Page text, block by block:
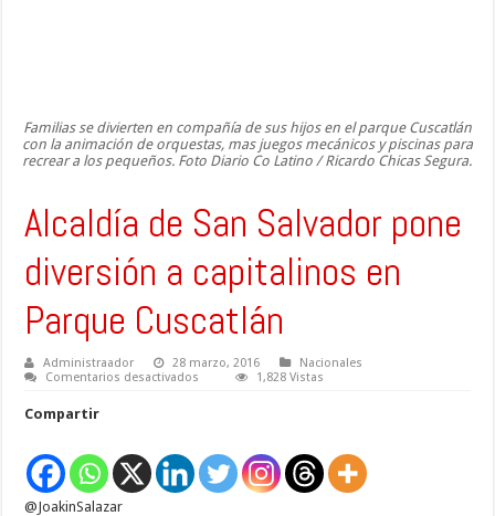
Familias se divierten en compañía de sus hijos en el parque Cuscatlán
con la animación de orquestas, mas juegos mecánicos y piscinas para
recrear a los pequeños. Foto Diario Co Latino / Ricardo Chicas Segura.
Alcaldía de San Salvador pone
diversión a capitalinos en
Parque Cuscatlán
Administraador 28 marzo, 2016
Nacionales
Comentarios desactivados
diversión
a
capitalinos
1,828 Vistas
Compartir
@JoakinSalazar